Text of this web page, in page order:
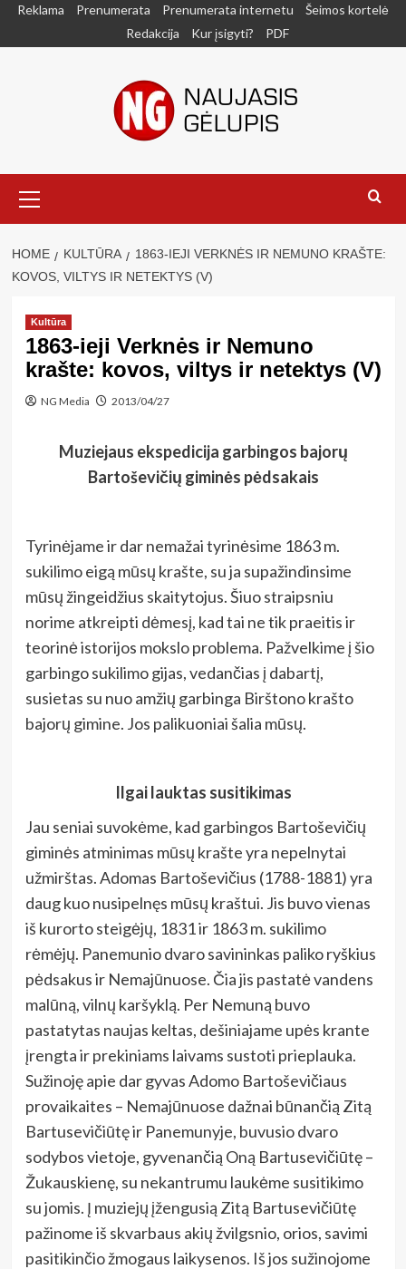
SkipReklama Prenumerata Prenumerata internetu
Šeimos kortelė
Redakcija
Kur įsigyti? PDF
Menu
HOME KULTŪRA
1863-IEJI VERKNĖS IR NEMUNO KRAŠTE:
KOVOS, VILTYS IR NETEKTYS (V)
Kultūra
1863-ieji Verknės ir Nemuno
krašte: kovos, viltys ir netektys (V)
NG Media 2013/04/27
Muziejaus ekspedicija garbingos bajorų
Bartoševičių giminės pėdsakais
Tyrinėjame ir dar nemažai tyrinėsime 1863 m.
sukilimo eigą mūsų krašte, su ja supažindinsime
mūsų žingeidžius skaitytojus. Šiuo straipsniu
norime atkreipti dėmesį, kad tai ne tik praeitis ir
teorinė istorijos mokslo problema. Pažvelkime į šio
garbingo sukilimo gijas, vedančias į dabartį,
susietas su nuo amžių garbinga Birštono krašto
bajorų gimine. Jos palikuoniai šalia mūsų.
Ilgai lauktas susitikimas
Jau seniai suvokėme, kad garbingos Bartoševičių
giminės atminimas mūsų krašte yra nepelnytai
užmirštas. Adomas Bartoševičius (1788-1881) yra
daug kuo nusipelnęs mūsų kraštui. Jis buvo vienas
iš kurorto steigėjų, 1831 ir 1863 m. sukilimo
rėmėjų. Panemunio dvaro savininkas paliko ryškius
pėdsakus ir Nemajūnuose. Čia jis pastatė vandens
malūną, vilnų karšyklą. Per Nemuną buvo
pastatytas naujas keltas, dešiniajame upės krante
įrengta ir prekiniams laivams sustoti prieplauka.
Sužinoję apie dar gyvas Adomo Bartoševičiaus
provaikaites – Nemajūnuose dažnai būnančią Zitą
Bartusevičiūtę ir Panemunyje, buvusio dvaro
sodybos vietoje, gyvenančią Oną Bartusevičiūtę –
Žukauskienę, su nekantrumu laukėme susitikimo
su jomis. Į muziejų įžengusią Zitą Bartusevičiūtę
pažinome iš skvarbaus akių žvilgsnio, orios, savimi
pasitikinčio žmogaus laikysenos. Iš jos sužinojome